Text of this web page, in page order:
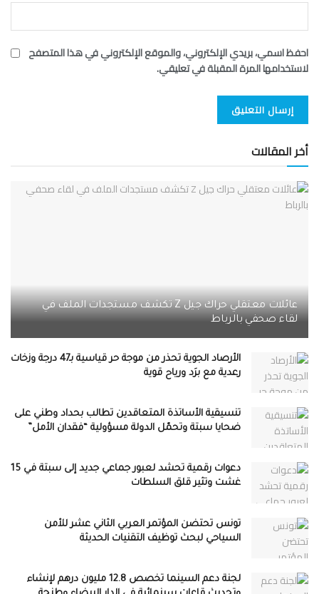
احفظ اسمي، بريدي الإلكتروني، والموقع الإلكتروني في هذا المتصفح
لاستخدامها المرة المقبلة في تعليقي.
أخر المقالات
عائلات معتقلي حراك جيل Z تكشف مستجدات الملف في
لقاء صحفي بالرباط
الأرصاد الجوية تحذر من موجة حر قياسية بـ47 درجة وزخات
رعدية مع برَد ورياح قوية
تنسيقية الأساتذة المتعاقدين تطالب بحداد وطني على
ضحايا سبتة وتحمّل الدولة مسؤولية “فقدان الأمل”
دعوات رقمية تحشد لعبور جماعي جديد إلى سبتة في 15
غشت وتثير قلق السلطات
تونس تحتضن المؤتمر العربي الثاني عشر للأمن
السياحي لبحث توظيف التقنيات الحديثة
لجنة دعم السينما تخصص 12.8 مليون درهم لإنشاء